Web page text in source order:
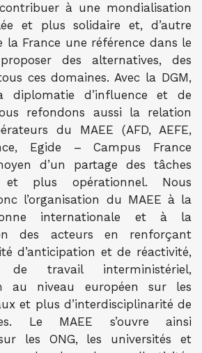
à une mondialisation
et plus solidaire et, d’autre
la France une référence dans le
des alternatives, des
ces domaines. Avec la DGM,
diplomatie d’influence et de
refondons aussi la relation
du MAEE (AFD, AEFE,
Egide – Campus France
d’un partage des tâches
plus opérationnel. Nous
l’organisation du MAEE à la
internationale et à la
des acteurs en renforçant
d’anticipation et de réactivité,
travail interministériel,
au niveau européen sur les
et plus d’interdisciplinarité de
Le MAEE s’ouvre ainsi
les ONG, les universités et